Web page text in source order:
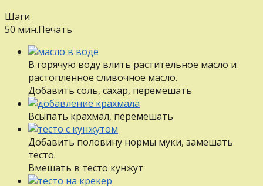
Шаги
50 мин.Печать
В горячую воду влить растительное масло и
растопленное сливочное масло.
Добавить соль, сахар, перемешать
Всыпать крахмал, перемешать
Добавить половину нормы муки, замешать
тесто.
Вмешать в тесто кунжут